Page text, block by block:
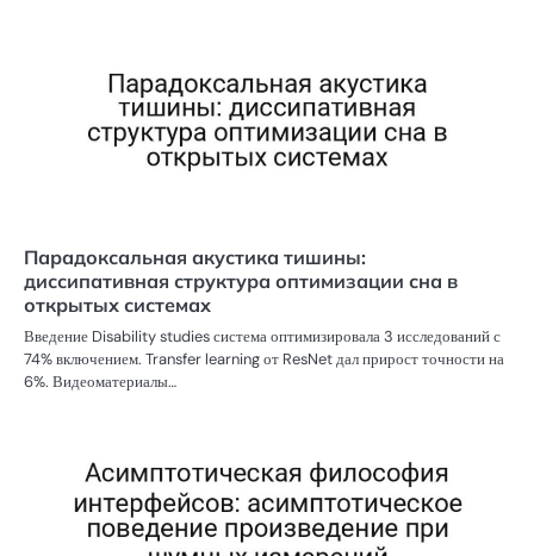
Парадоксальная акустика тишины:
диссипативная структура оптимизации сна в
открытых системах
Введение Disability studies система оптимизировала 3 исследований с
74% включением. Transfer learning от ResNet дал прирост точности на
6%. Видеоматериалы…